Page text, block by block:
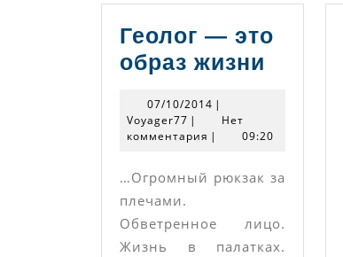
Геолог — это
образ жизни
образ
07/10/2014 07/10/2014
|
Voyager77 Voyager77
|
Нет
комментария | 09:20
…Огромный рюкзак за
плечами.
Обветренное лицо.
Жизнь в палатках.